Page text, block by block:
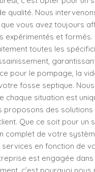
qualité. Nous
vous avez toujours
expérimentés et formés.
toutes les
pour le pompage, la
fosse septique.
chaque situation est
proposons des solutions
Que ce soit pour un
complet de votre
en fonction de
est engagée